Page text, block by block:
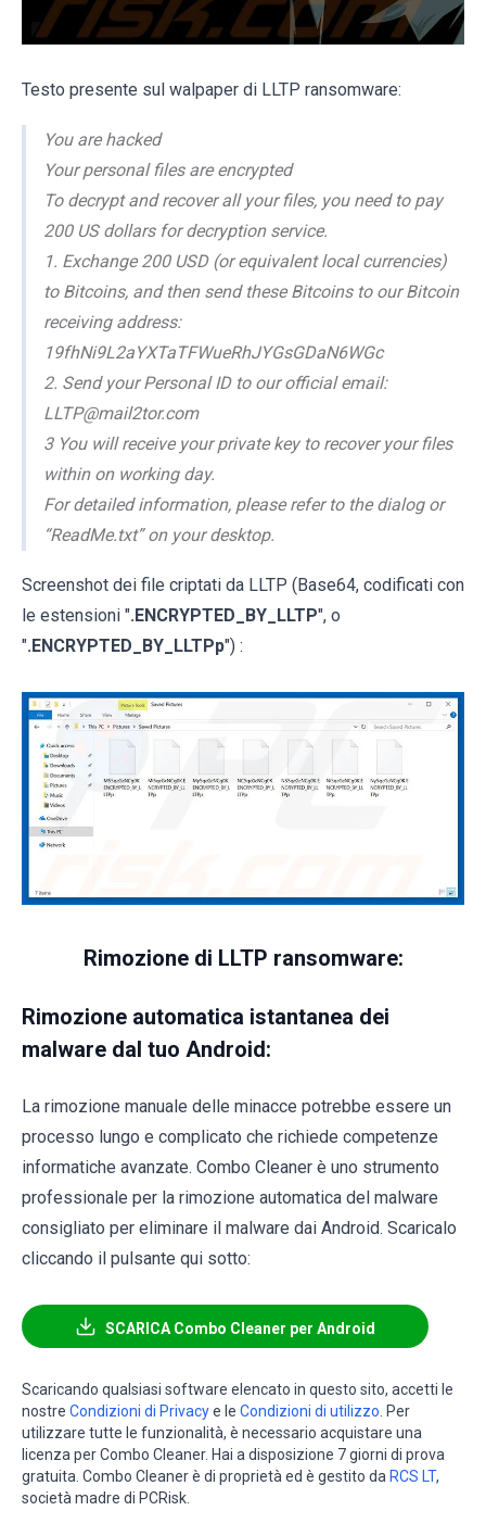
Testo presente sul walpaper di LLTP ransomware:
You are hacked
Your personal files are encrypted
To decrypt and recover all your files, you need to pay
200 US dollars for decryption service.
1. Exchange 200 USD (or equivalent local currencies)
to Bitcoins, and then send these Bitcoins to our Bitcoin
receiving address:
19fhNi9L2aYXTaTFWueRhJYGsGDaN6WGc
2. Send your Personal ID to our official email:
LLTP@mail2tor.com
3 You will receive your private key to recover your files
within on working day.
For detailed information, please refer to the dialog or
“ReadMe.txt” on your desktop.
Screenshot dei file criptati da LLTP (Base64, codificati con
le estensioni ".ENCRYPTED_BY_LLTP", o
".ENCRYPTED_BY_LLTPp") :
Rimozione di LLTP ransomware:
Rimozione automatica istantanea dei
malware dal tuo Android:
La rimozione manuale delle minacce potrebbe essere un
processo lungo e complicato che richiede competenze
informatiche avanzate. Combo Cleaner è uno strumento
professionale per la rimozione automatica del malware
consigliato per eliminare il malware dai Android. Scaricalo
cliccando il pulsante qui sotto:
SCARICA Combo Cleaner per Android
Scaricando qualsiasi software elencato in questo sito, accetti le
nostre Condizioni di Privacye le Condizioni di utilizzo . Per
utilizzare tutte le funzionalità, è necessario acquistare una
licenza per Combo Cleaner. Hai a disposizione 7 giorni di prova
gratuita. Combo Cleaner è di proprietà ed è gestito da RCS LT,
società madre di PCRisk.